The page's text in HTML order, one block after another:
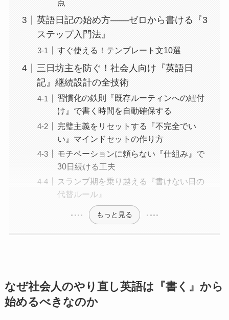
英語日記の始め方――ゼロから書ける『3
ステップ入門法』
すぐ使える！テンプレート文10選
三日坊主を防ぐ！社会人向け『英語日
記』継続設計の全技術
習慣化の鉄則『既存ルーティンへの紐付
け』で書く時間を自動確保する
完璧主義をリセットする『不完全でい
い』マインドセットの作り方
モチベーションに頼らない『仕組み』で
30日続ける工夫
スランプ期を乗り越える『書けない日の
代替ルール』
もっと見る
なぜ社会人のやり直し英語は『書く』から
始めるべきなのか